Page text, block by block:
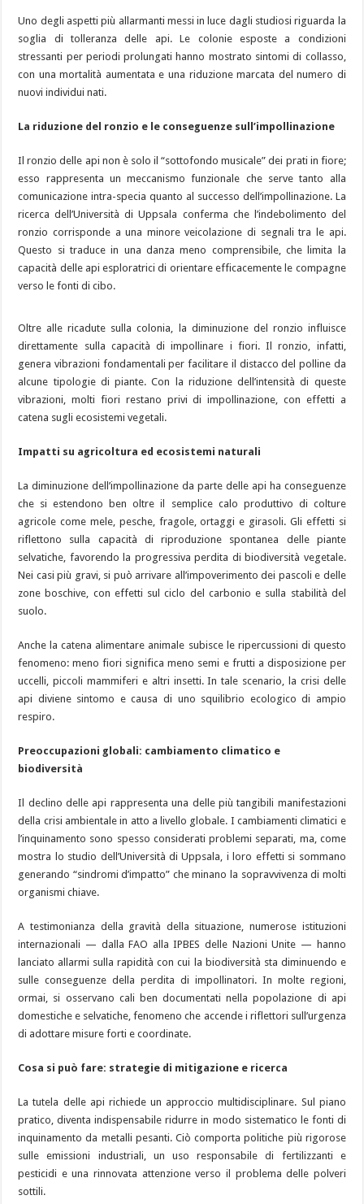
Uno degli aspetti più allarmanti messi in luce dagli studiosi riguarda la
soglia di tolleranza delle api. Le colonie esposte a condizioni
stressanti per periodi prolungati hanno mostrato sintomi di collasso,
con una mortalità aumentata e una riduzione marcata del numero di
nuovi individui nati.
La riduzione del ronzio e le conseguenze sull’impollinazione
Il ronzio delle api non è solo il “sottofondo musicale” dei prati in fiore;
esso rappresenta un meccanismo funzionale che serve tanto alla
comunicazione intra-specia quanto al successo dell’impollinazione. La
ricerca dell’Università di Uppsala conferma che l’indebolimento del
ronzio corrisponde a una minore veicolazione di segnali tra le api.
Questo si traduce in una danza meno comprensibile, che limita la
capacità delle api esploratrici di orientare efficacemente le compagne
verso le fonti di cibo.
Oltre alle ricadute sulla colonia, la diminuzione del ronzio influisce
direttamente sulla capacità di impollinare i fiori. Il ronzio, infatti,
genera vibrazioni fondamentali per facilitare il distacco del polline da
alcune tipologie di piante. Con la riduzione dell’intensità di queste
vibrazioni, molti fiori restano privi di impollinazione, con effetti a
catena sugli ecosistemi vegetali.
Impatti su agricoltura ed ecosistemi naturali
La diminuzione dell’impollinazione da parte delle api ha conseguenze
che si estendono ben oltre il semplice calo produttivo di colture
agricole come mele, pesche, fragole, ortaggi e girasoli. Gli effetti si
riflettono sulla capacità di riproduzione spontanea delle piante
selvatiche, favorendo la progressiva perdita di biodiversità vegetale.
Nei casi più gravi, si può arrivare all’impoverimento dei pascoli e delle
zone boschive, con effetti sul ciclo del carbonio e sulla stabilità del
suolo.
Anche la catena alimentare animale subisce le ripercussioni di questo
fenomeno: meno fiori significa meno semi e frutti a disposizione per
uccelli, piccoli mammiferi e altri insetti. In tale scenario, la crisi delle
api diviene sintomo e causa di uno squilibrio ecologico di ampio
respiro.
Preoccupazioni globali: cambiamento climatico e
biodiversità
Il declino delle api rappresenta una delle più tangibili manifestazioni
della crisi ambientale in atto a livello globale. I cambiamenti climatici e
l’inquinamento sono spesso considerati problemi separati, ma, come
mostra lo studio dell’Università di Uppsala, i loro effetti si sommano
generando “sindromi d’impatto” che minano la sopravvivenza di molti
organismi chiave.
A testimonianza della gravità della situazione, numerose istituzioni
internazionali — dalla FAO alla IPBES delle Nazioni Unite — hanno
lanciato allarmi sulla rapidità con cui la biodiversità sta diminuendo e
sulle conseguenze della perdita di impollinatori. In molte regioni,
ormai, si osservano cali ben documentati nella popolazione di api
domestiche e selvatiche, fenomeno che accende i riflettori sull’urgenza
di adottare misure forti e coordinate.
Cosa si può fare: strategie di mitigazione e ricerca
La tutela delle api richiede un approccio multidisciplinare. Sul piano
pratico, diventa indispensabile ridurre in modo sistematico le fonti di
inquinamento da metalli pesanti. Ciò comporta politiche più rigorose
sulle emissioni industriali, un uso responsabile di fertilizzanti e
pesticidi e una rinnovata attenzione verso il problema delle polveri
sottili.